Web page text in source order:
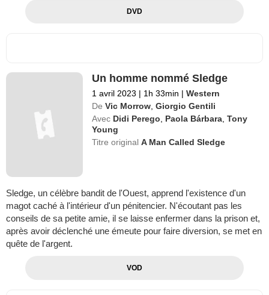
DVD
Un homme nommé Sledge
1 avril 2023 | 1h 33min | Western
De Vic Morrow ,Giorgio Gentili
Avec Didi Perego Paola Bárbara ,Tony
Young
Titre originalA Man Called Sledge
Sledge, un célèbre bandit de l'Ouest, apprend l'existence d'un
magot caché à l'intérieur d'un pénitencier. N'écoutant pas les
conseils de sa petite amie, il se laisse enfermer dans la prison et,
après avoir déclenché une émeute pour faire diversion, se met en
quête de l'argent.
VOD